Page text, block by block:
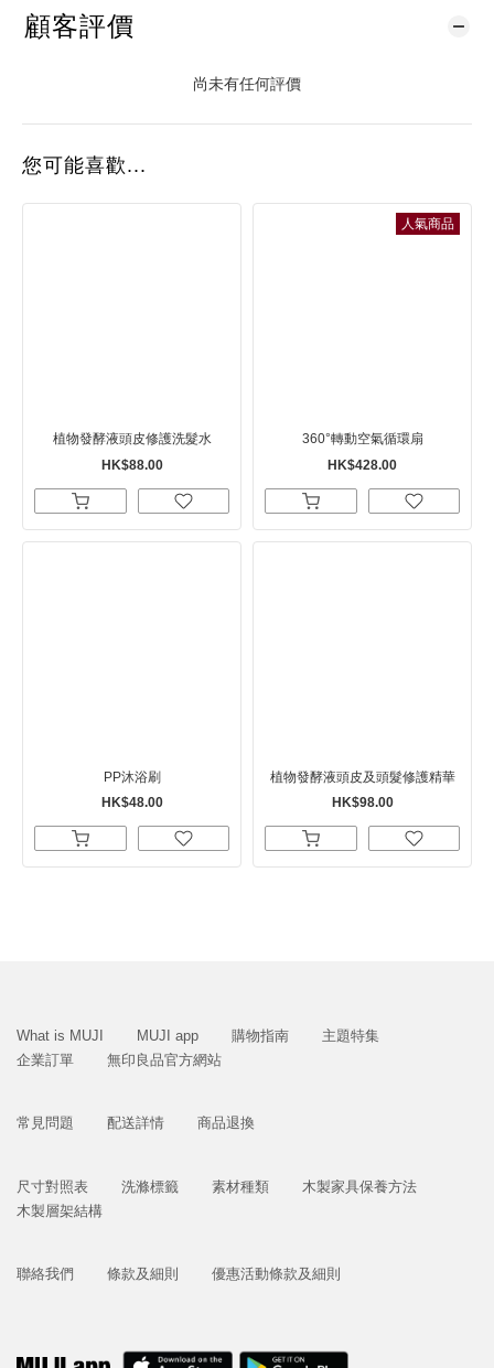
顧客評價
尚未有任何評價
您可能喜歡...
植物發酵液頭皮修護洗髮水
HK$88.00
人氣商品
360°轉動空氣循環扇
HK$428.00
PP沐浴刷
HK$48.00
植物發酵液頭皮及頭髮修護精華
HK$98.00
What is MUJI MUJI app 購物指南
主題特集
企業訂單
無印良品官方網站
常見問題 配送詳情 商品退換
尺寸對照表 洗滌標籤 素材種類
木製家具保養方法
木製層架結構
聯絡我們 條款及細則 優惠活動條款及細則